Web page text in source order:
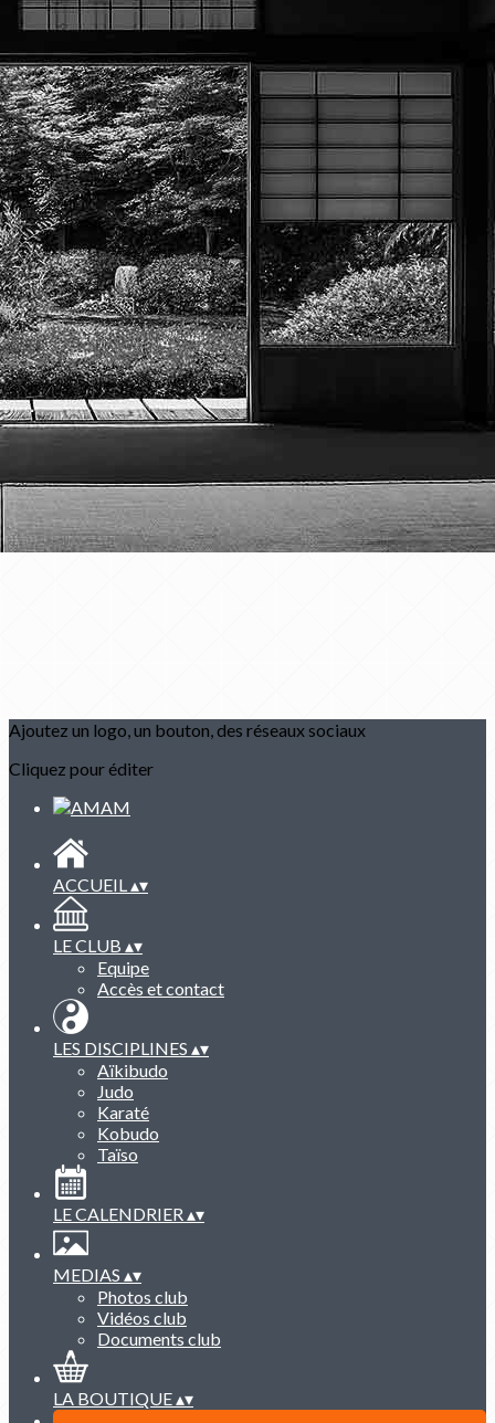
Exporter les lignes sélectionnées
Exporter uniquement les colonnes affichées
Menu
?>
Images de la page d'accueil
Cliquez pour éditer
Texte, bouton et/ou inscription à la newsletter
Cliquez pour éditer
Académie Menneçoise d'Arts
Martiaux
Je m'abonne à la newsletter
Ajoutez un logo, un bouton, des réseaux sociaux
Cliquez pour éditer
ACCUEIL▴▾
LE CLUB ▴▾
Equipe
Accès et contact
LES DISCIPLINES ▴▾
Aïkibudo
Judo
Karaté
Kobudo
Taïso
LE CALENDRIER▴▾
MEDIAS ▴▾
Photos club
Vidéos club
Documents club
LA BOUTIQUE▴▾